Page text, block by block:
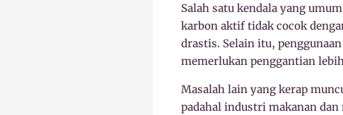
Salah satu kendala yang
karbon aktif tidak cocok
drastis. Selain itu,
memerlukan penggantian
Masalah lain yang kerap
padahal industri makanan